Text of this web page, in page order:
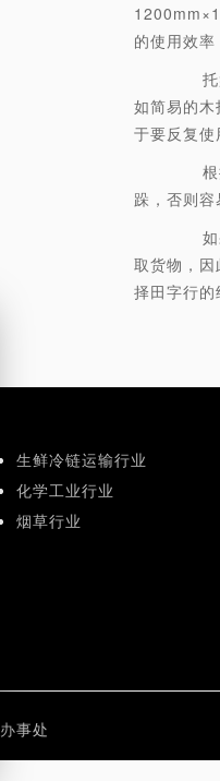
的使用效率
托盘
如简易的
于要反复使
根据
跺，否则
如果
取货物，
择田字行的
生鲜冷链运输行业
化学工业行业
烟草行业
办事处